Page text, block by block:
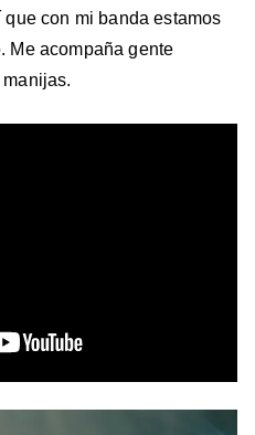
con mi banda estamos
Me acompaña gente